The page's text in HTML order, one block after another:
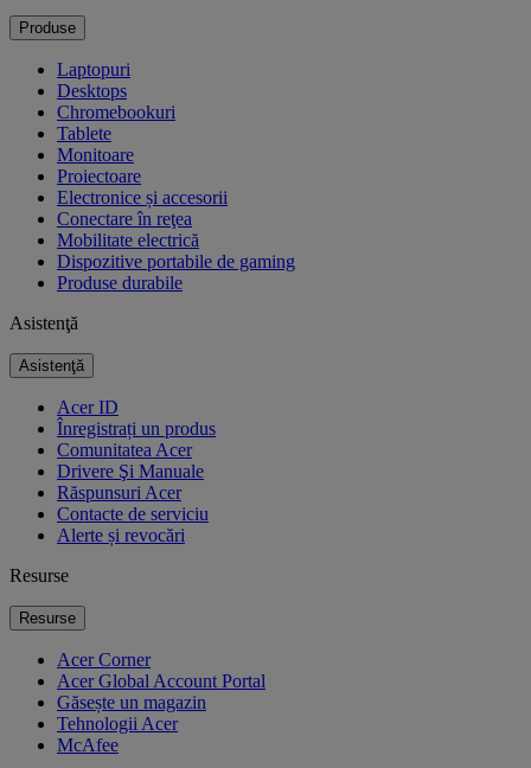
Produse
Laptopuri
Desktops
Chromebookuri
Tablete
Monitoare
Proiectoare
Electronice și accesorii
Conectare în reţea
Mobilitate electrică
Dispozitive portabile de gaming
Produse durabile
Asistenţă
Asistenţă
Acer ID
Înregistrați un produs
Comunitatea Acer
Drivere Şi Manuale
Răspunsuri Acer
Contacte de serviciu
Alerte și revocări
Resurse
Resurse
Acer Corner
Acer Global Account Portal
Găsește un magazin
Tehnologii Acer
McAfee